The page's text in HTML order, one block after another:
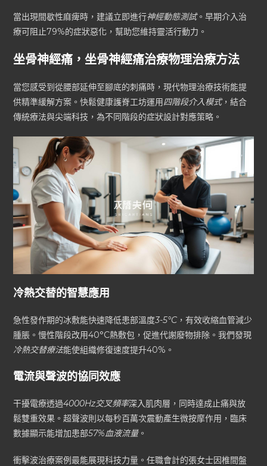
當出現間歇性麻痺時，建議立即進行神經動態測試。早期介入治
療可阻止79%的症狀惡化，幫助您維持靈活行動力。
坐骨神經痛，坐骨神經痛治療物理治療方法
當您感受到從腰部延伸至腳底的刺痛時，現代物理治療技術能提
供精準緩解方案。快鬆健康護脊工坊運用四階段介入模式，結合
傳統療法與尖端科技，為不同階段的症狀設計對應策略。
冷熱交替的智慧應用
急性發作期的冰敷能快速降低患部溫度3-5°C ，有效收縮血管減少
腫脹。慢性階段改用40°C熱敷包，促進代謝廢物排除。我們發現
冷熱交替療法能使組織修復速度提升40%。
電流與聲波的協同效應
干擾電療透過4000Hz交叉頻率深入肌肉層，同時達成止痛與放
鬆雙重效果。超聲波則以每秒百萬次震動產生微按摩作用，臨床
數據顯示能增加患部57%血液流量。
衝擊波治療案例最能展現科技力量。任職會計的張女士因椎間盤